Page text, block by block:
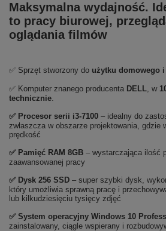
Maksymalna wydajność.
to pracy biurowej,
oglądania filmów
✅ Sprzęt stworzony do użytku domowego i
✅ Komputer znanego producenta DELL, w
technicznie.
✅ Procesor serii i3-7100 – idealny do
zwłaszcza w obszarze projektowania, gdzie
prędkość
✅ Pamięć RAM 8GB – wystarczająca ilość
zaawansowanej pracy
✅ Dysk 256 SSD – super szybki dysk,
który umożliwia sprawną pracę i
lub kilkudziesięciu tysięcy zdjęć
✅ System operacyjny Windows 10
zainstalowany, ciągle wspierany i